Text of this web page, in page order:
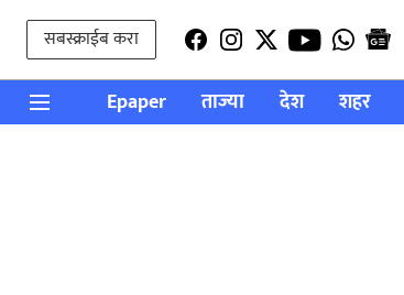
सबस्क्राईब करा
Epaper ताज्या देश शहर